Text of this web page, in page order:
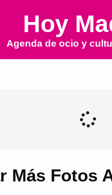
Hoy
Agenda de ocio y
Más Fotos